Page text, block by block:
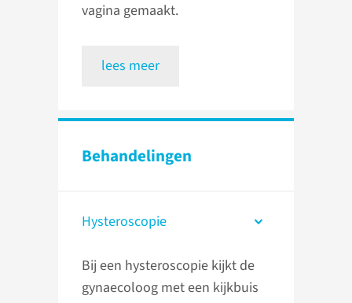
vagina gemaakt.
lees meer
Behandelingen
Hysteroscopie
Bij een hysteroscopie kijkt de
gynaecoloog met een kijkbuis